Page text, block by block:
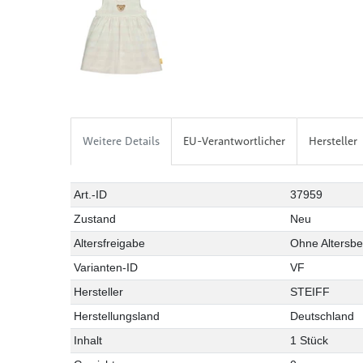
Weitere Details EU-Verantwortlicher Hersteller
Art.-ID
37959
Zustand
Neu
Altersfreigabe
Ohne
Varianten-ID
VF
Hersteller
STEIFF
Herstellungsland
Deutschland
Inhalt
1 Stück